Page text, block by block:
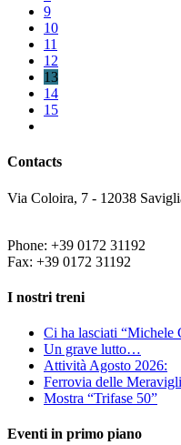
9
10
11
12
13
14
15
Contacts
Via Coloira, 7 - 12038
Phone: +39 0172 31192
Fax: +39 0172 31192
I nostri treni
Ci ha lasciati “Michele
Un grave lutto…
Attività Agosto 2026:
Ferrovia delle
Mostra “Trifase 50”
Eventi in primo piano